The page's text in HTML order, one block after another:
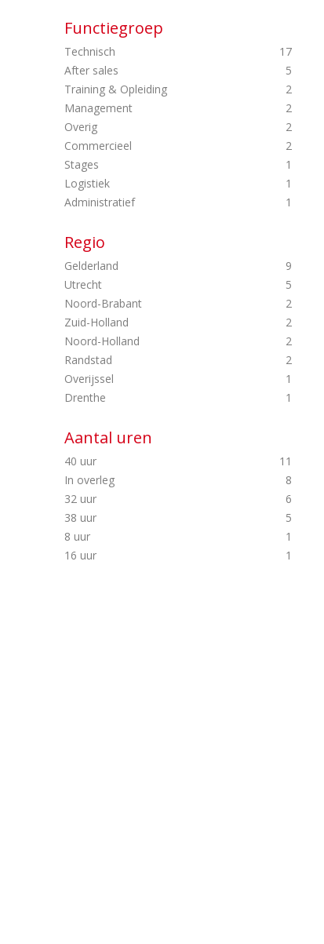
Functiegroep
Technisch
17
After sales
5
Training & Opleiding
2
Management
2
Overig
2
Commercieel
2
Stages
1
Logistiek
1
Administratief
1
Regio
Gelderland
9
Utrecht
5
Noord-Brabant
2
Zuid-Holland
2
Noord-Holland
2
Randstad
2
Overijssel
1
Drenthe
1
Aantal uren
40 uur
11
In overleg
8
32 uur
6
38 uur
5
8 uur
1
16 uur
1